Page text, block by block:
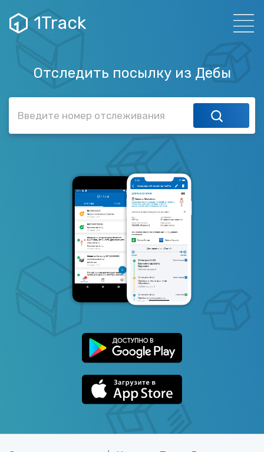
1Track
Отследить посылку из Дебы